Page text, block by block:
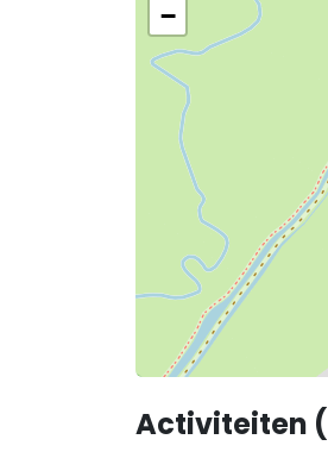
−
Activiteiten